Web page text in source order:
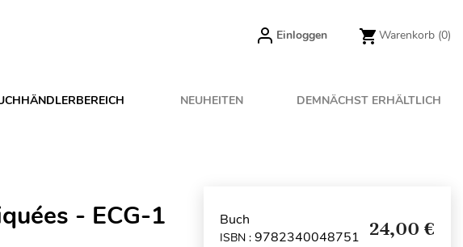
Einloggen Warenkorb (0)
NEUHEITEN DEMNÄCHST ERHÄLTLICH
- ECG-1
Buch
ISBN : 9782340048751 24,00 €